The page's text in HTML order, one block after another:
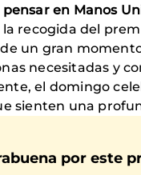
en Manos
recogida del
un gran
necesitadas y
el domingo
sienten una
por este